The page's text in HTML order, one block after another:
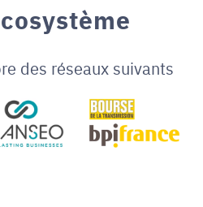
des réseaux suivants